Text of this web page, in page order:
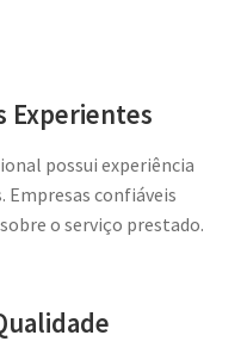
Experientes
possui experiência
Empresas confiáveis
o serviço prestado.